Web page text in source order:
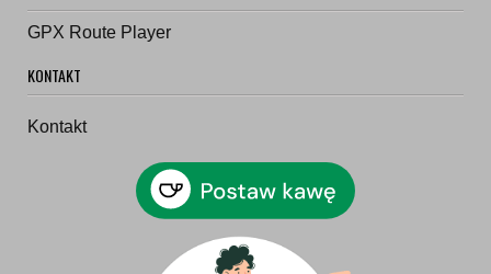
GPX Route Player
KONTAKT
Kontakt